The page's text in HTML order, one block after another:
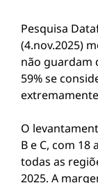
Pesquisa
(4.nov.2025)
não guardam
59% se
O
B e C, com
todas as
2025. A